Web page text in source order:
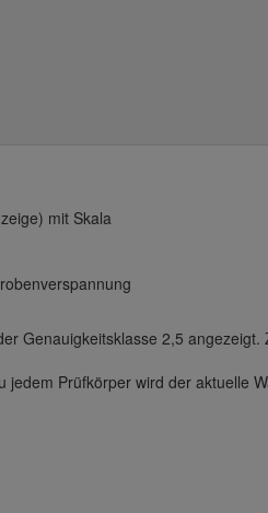
mit Skala
Genauigkeitsklasse 2,5 angezeigt.
Prüfkörper wird der aktuelle